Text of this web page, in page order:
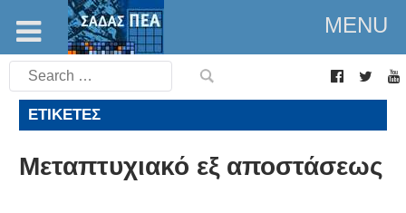
MENU
Search
for:
ΕΤΙΚΈΤΕΣ
Μεταπτυχιακό εξ αποστάσεως